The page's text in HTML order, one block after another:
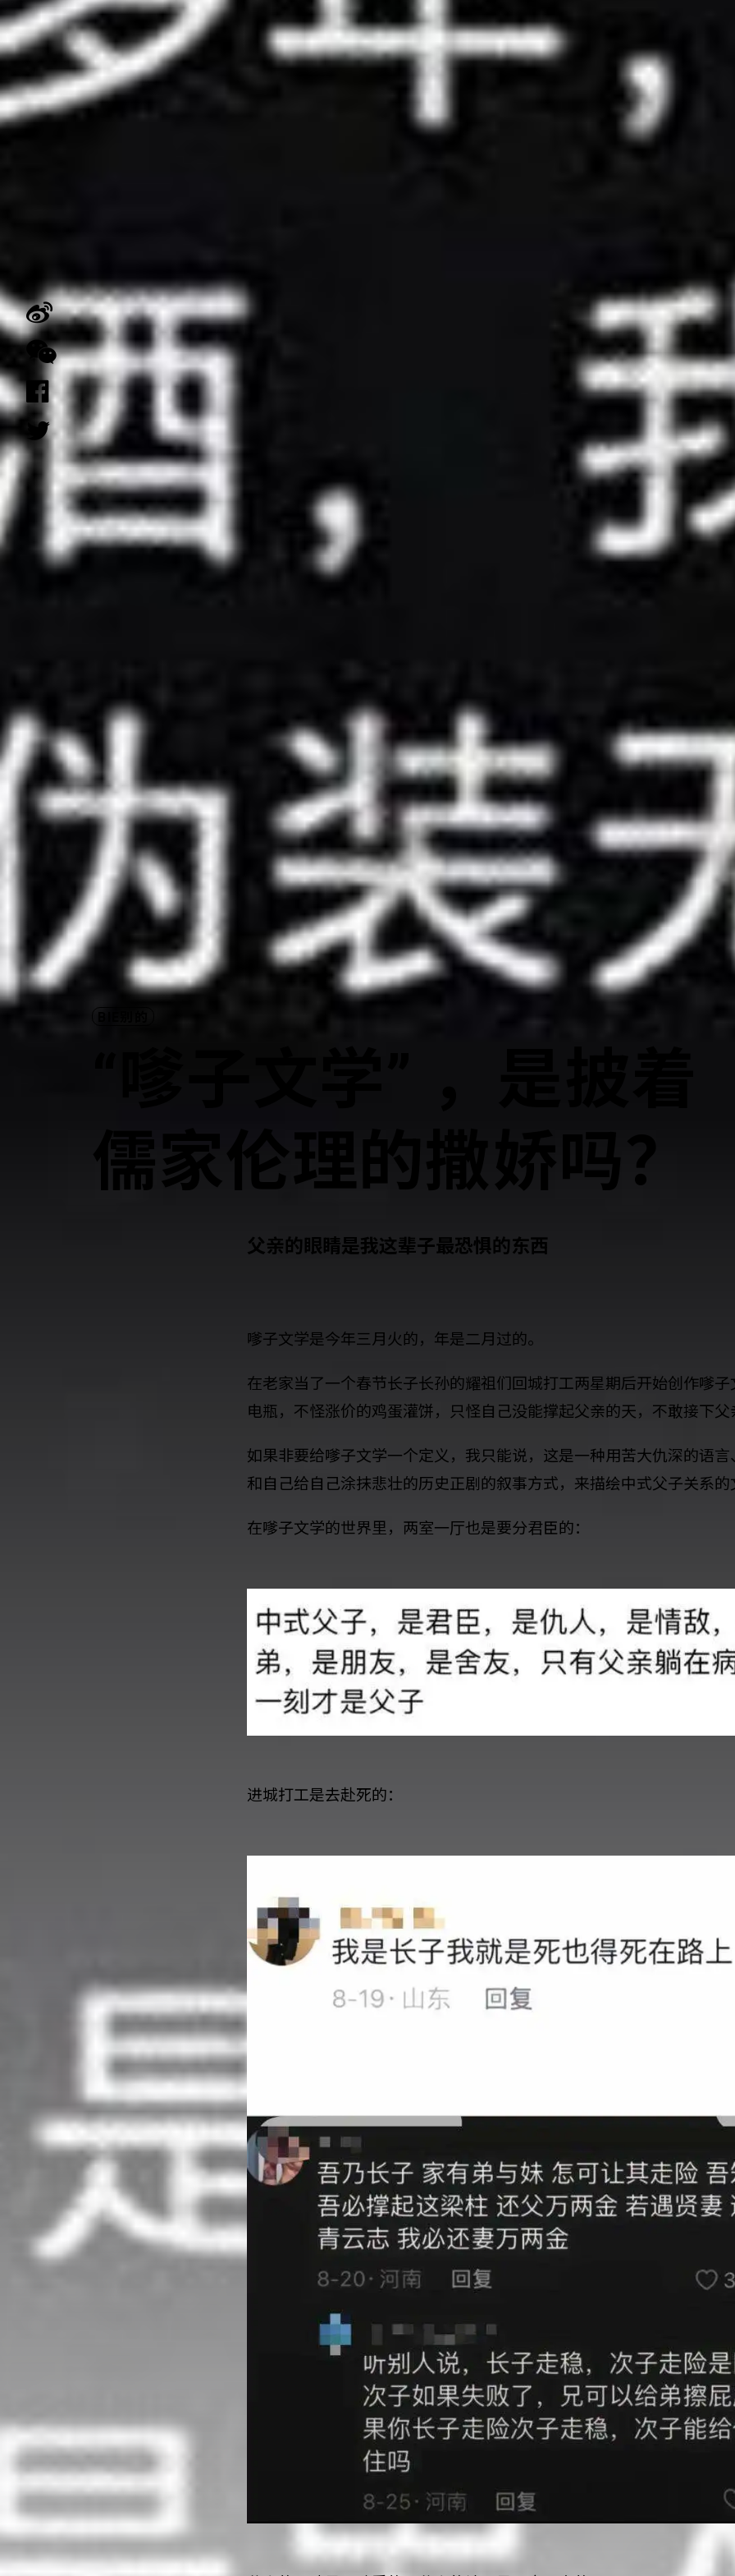
儒家伦理的撒娇吗？
父亲的眼睛是我这辈子最恐惧的东西
嗲子文学是今年三月火的，年是二月过的。
在老家当了一个春节长子长孙的耀祖们回城打工两星期后开始创作嗲
电瓶，不怪涨价的鸡蛋灌饼，只怪自己没能撑起父亲的天，不敢接下父
如果非要给嗲子文学一个定义，我只能说，这是一种用苦大仇深的语
和自己给自己涂抹悲壮的历史正剧的叙事方式，来描绘中式父子关系的
在嗲子文学的世界里，两室一厅也是要分君臣的：
进城打工是去赴死的：